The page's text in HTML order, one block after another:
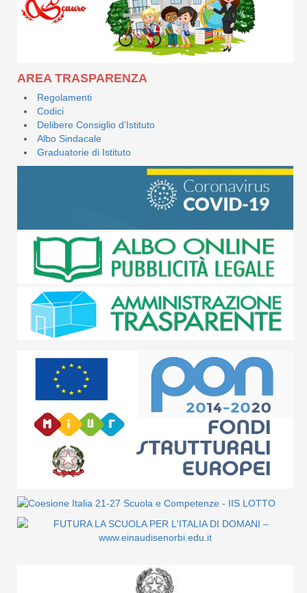
AREA TRASPARENZA
Regolamenti
Codici
Delibere Consiglio d'Istituto
Albo Sindacale
Graduatorie di Istituto